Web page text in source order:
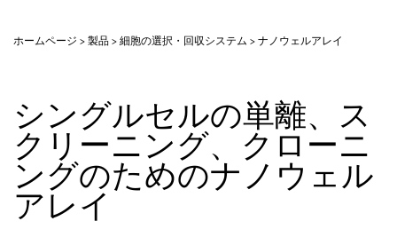
ホームページ 製品 細胞の選択・回収システム ナノウェルアレイ
シングルセルの単離、ス
クリーニング、クローニ
ングのためのナノウェル
アレイ